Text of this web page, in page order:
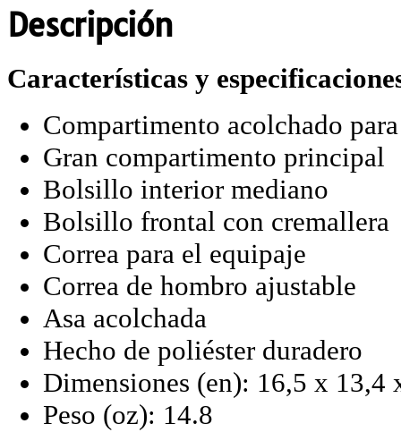
Descripción
Características y
Compartimento acolchado
Gran compartimento principal
Bolsillo interior mediano
Bolsillo frontal con cremallera
Correa para el equipaje
Correa de hombro ajustable
Asa acolchada
Hecho de poliéster duradero
Dimensiones (en): 16,5 x 13,4
Peso (oz): 14.8